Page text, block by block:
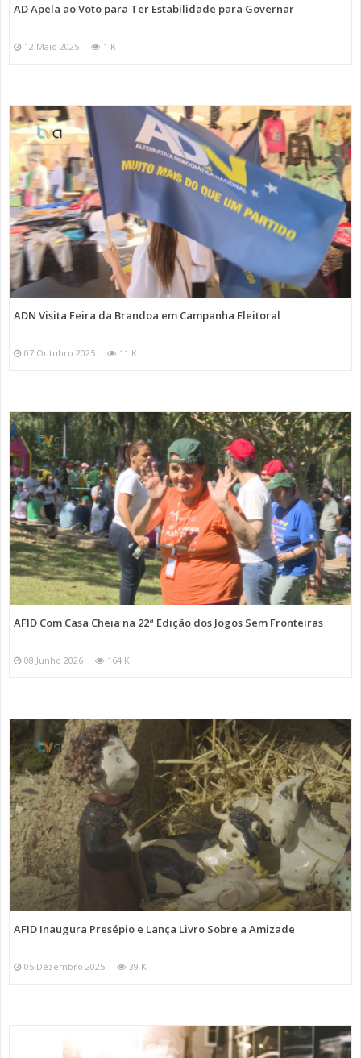
AD Apela ao Voto para Ter Estabilidade para Governar
12 Maio 2025 1 K
ADN Visita Feira da Brandoa em Campanha Eleitoral
07 Outubro 2025 11 K
AFID Com Casa Cheia na 22ª Edição dos Jogos Sem Fronteiras
08 Junho 2026 164 K
AFID Inaugura Presépio e Lança Livro Sobre a Amizade
05 Dezembro 2025 39 K